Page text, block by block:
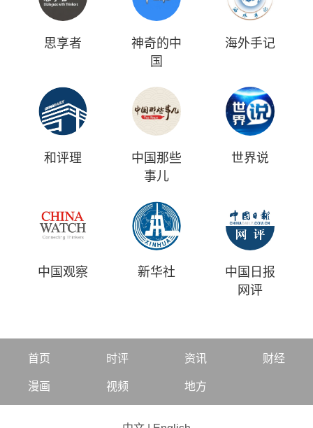
思享者
神奇的中
国
海外手记
和评理
中国那些
事儿
世界说
中国观察 新华社
中国日报
网评
首页 时评 资讯 财经
漫画 视频 地方